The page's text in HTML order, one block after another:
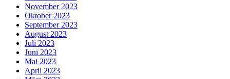
November 2023
Oktober 2023
September 2023
August 2023
Juli 2023
Juni 2023
Mai 2023
April 2023